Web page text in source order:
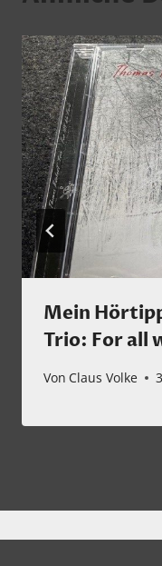
Mein
Trio: For all
Von Claus Volke